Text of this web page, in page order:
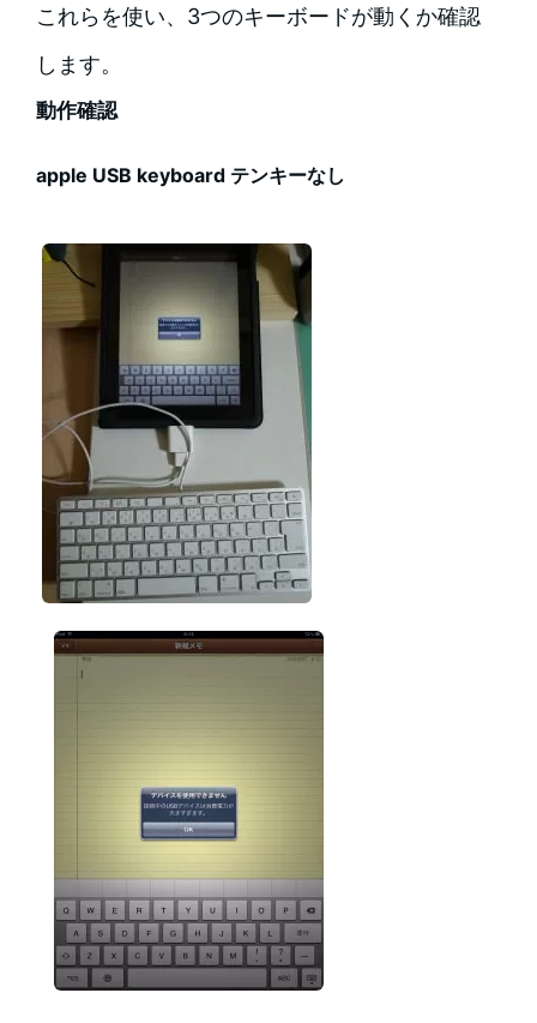
これらを使い、3つのキーボードが動くか確認
します。
動作確認
apple USB keyboard テンキーなし